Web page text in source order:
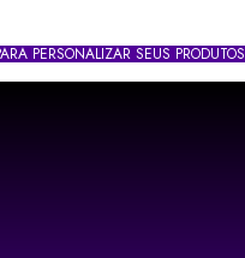
PERSONALIZAR SEUS PRODUTOS